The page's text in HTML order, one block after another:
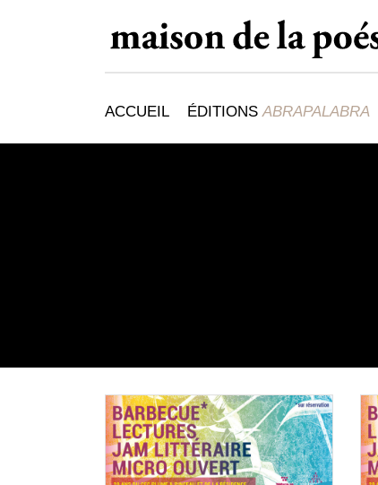
ACCUEIL ÉDITIONS ABRAPALABRA